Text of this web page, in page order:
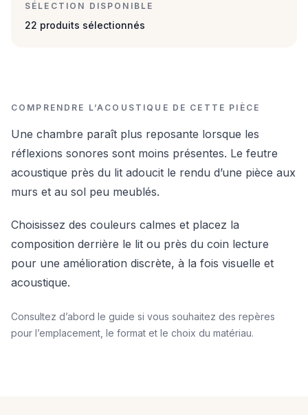
SÉLECTION DISPONIBLE
22 produits sélectionnés
COMPRENDRE L’ACOUSTIQUE DE CETTE PIÈCE
Une chambre paraît plus reposante lorsque les
réflexions sonores sont moins présentes. Le feutre
acoustique près du lit adoucit le rendu d’une pièce aux
murs et au sol peu meublés.
Choisissez des couleurs calmes et placez la
composition derrière le lit ou près du coin lecture
pour une amélioration discrète, à la fois visuelle et
acoustique.
Consultez d’abord le guide si vous souhaitez des repères
pour l’emplacement, le format et le choix du matériau.